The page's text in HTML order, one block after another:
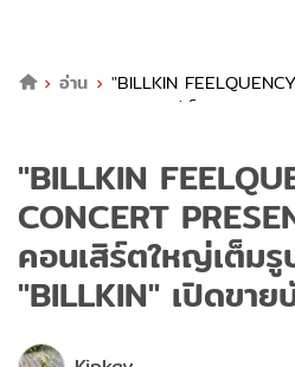
อ่าน
"BILLKIN
BY CP" คอนเสิร์ตใหญ่เต็มรูปแบบของ
"BILLKIN
CONCERT
คอนเสิร์ตใหญ่เต็ม
"BILLKIN" เปิดขา